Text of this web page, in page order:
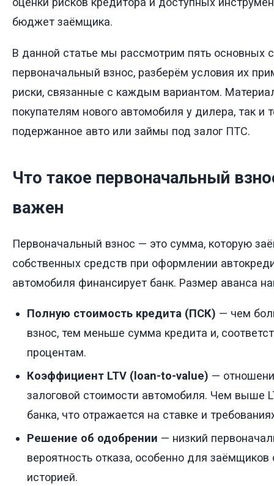
бюджет заёмщика.
В данной статье мы рассмотрим пять основных
первоначальный взнос, разберём условия их
риски, связанные с каждым вариантом.
покупателям нового автомобиля у дилера, так и
подержанное авто или займы под залог ПТС.
Что такое первоначальный
важен
Первоначальный взнос — это сумма, которую
собственных средств при оформлении
автомобиля финансирует банк. Размер аванса
Полную стоимость кредита (ПСК) — чем
взнос, тем меньше сумма кредита и,
процентам.
Коэффициент LTV (loan-to-value) —
залоговой стоимости автомобиля. Чем выше
банка, что отражается на ставке и
Решение об одобрении — низкий
вероятность отказа, особенно для
историей.